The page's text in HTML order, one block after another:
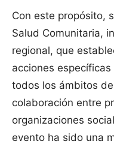
Con este propósito,
Salud Comunitaria,
regional, que
acciones
todos los ámbitos
colaboración entre
organizaciones
evento ha sido una